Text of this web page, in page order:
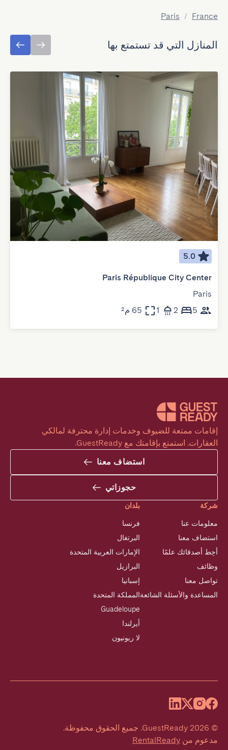
France
/
Paris
المنازل التي قد تستمتع بها
5.0
Paris République City Center
Paris
5
2
1 65 م²
العقارات. استمتع بإقامتك مع GuestReady.
استضاف معنا
حجوزاتي
شركة
معلومات عنا
استضاف معنا
أحِط أصدقائك علمًا
وظائف
تواصل معنا
المساعدة والأسئلة الشائعة
بلدان
فرنسا
البرتغال
الإمارات العربية المتحدة
البرازيل
إسبانيا
المملكة المتحدة
Guadeloupe
أيرلندا
لا ريونيون
©
2026
GuestReady
. جميع الحقوق محفوظة.
مدعوم من RentalReady